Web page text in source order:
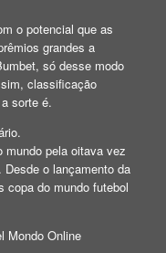
o potencial que as
grandes a
só desse modo
classificação
sorte é.
mundo pela oitava vez
o lançamento da
copa do mundo futebol
Mondo Online